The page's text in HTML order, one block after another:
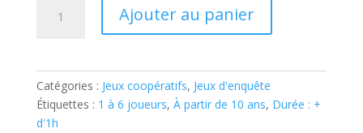
Ajouter au panier
Catégories : Jeux coopératifs, Jeux d'enquête
Étiquettes : 1 à 6 joueurs, À partir de 10 ans, Durée : +
d'1h